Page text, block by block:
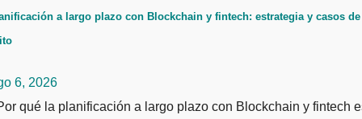
a largo plazo con Blockchain y fintech: estrategia y casos de
6, 2026
qué la planificación a largo plazo con Blockchain y fintech